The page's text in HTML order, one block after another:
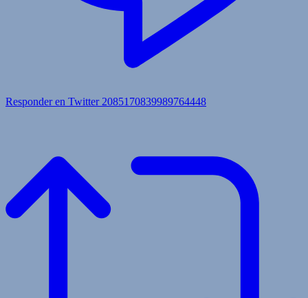
Responder en Twitter 2085170839989764448